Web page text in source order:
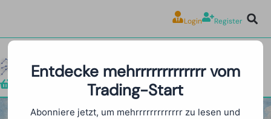
Login Register
Entdecke mehrrrrrrrrrrrrr vom
Trading-Start
Abonniere jetzt, um mehrrrrrrrrrrrrr zu lesen und